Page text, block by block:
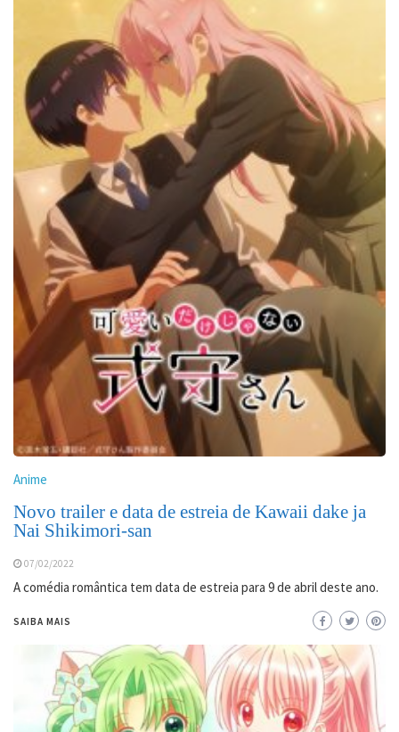
Anime
Novo trailer e data de estreia de Kawaii dake ja
Nai Shikimori-san
07/02/2022
A comédia romântica tem data de estreia para 9 de abril deste ano.
SAIBA MAIS